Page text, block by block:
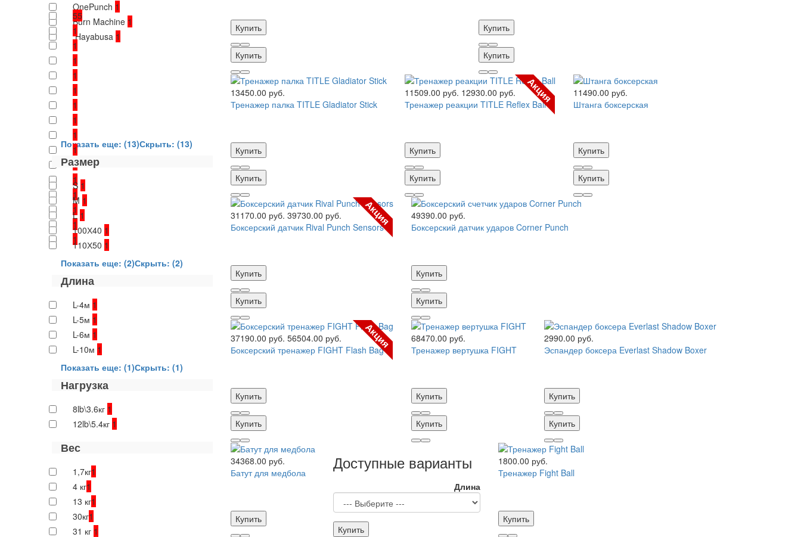
OnePunch 1
Burn Machine 1
Hayabusa 1
55
1
1
1
1
1
1
1
1
1
1
1
1
1
1
1
Показать еще: (13)Скрыть: (13)
Размер
S 1
M 1
L 1
100Х40 1
110Х50 1
Показать еще: (2)Скрыть: (2)
Длина
L-4м 1
L-5м 1
L-6м 1
L-10м 1
Показать еще: (1)Скрыть: (1)
Нагрузка
8lb\3.6кг 1
12lb\5.4кг 1
Вес
1,7кг1
4 кг1
13 кг1
30кг1
31 кг 1
Купить
Купить
Купить
Купить
13450.00 руб.
Тренажер палка TITLE Gladiator Stick
Купить
Купить
Акция
11509.00 руб. 12930.00 руб.
Тренажер реакции TITLE Reflex Ball
Купить
Купить
11490.00 руб.
Штанга боксерская
Купить
Купить
Акция
31170.00 руб. 39730.00 руб.
Боксерский датчик Rival Punch Sensors
Купить
Купить
49390.00 руб.
Боксерский датчик ударов Corner Punch
Купить
Купить
Акция
37190.00 руб. 56504.00 руб.
Боксерский тренажер FIGHT Flash Bag
Купить
Купить
68470.00 руб.
Тренажер вертушка FIGHT
Купить
Купить
2990.00 руб.
Эспандер боксера Everlast Shadow Boxer
Купить
Купить
34368.00 руб.
Батут для медбола
Купить
Доступные варианты
Длина
Купить
1800.00 руб.
Тренажер Fight Ball
Купить